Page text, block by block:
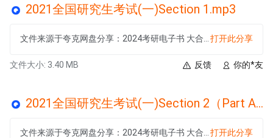
2021全国研究生考试(一)Section 1.mp3
打开此分享
文件大小: 3.40 MB 你的*友
反馈
2021全国研究生考试(一)Section 2（Part A）Text 1.mp3
打开此分享